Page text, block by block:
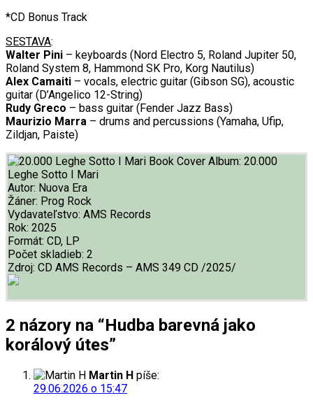
*CD Bonus Track
SESTAVA:
Walter Pini – keyboards (Nord Electro 5, Roland Jupiter 50,
Roland System 8, Hammond SK Pro, Korg Nautilus)
Alex Camaiti – vocals, electric guitar (Gibson SG), acoustic
guitar (D’Angelico 12-String)
Rudy Greco – bass guitar (Fender Jazz Bass)
Maurizio Marra – drums and percussions (Yamaha, Ufip,
Zildjan, Paiste)
Album: 20.000
Leghe Sotto I Mari
Autor: Nuova Era
Žáner: Prog Rock
Vydavateľstvo: AMS Records
Rok: 2025
Formát: CD, LP
Počet skladieb: 2
Zdroj: CD AMS Records – AMS 349 CD /2025/
2 názory na “Hudba barevná jako
korálový útes”
Martin H píše:
29.06.2026 o 15:47